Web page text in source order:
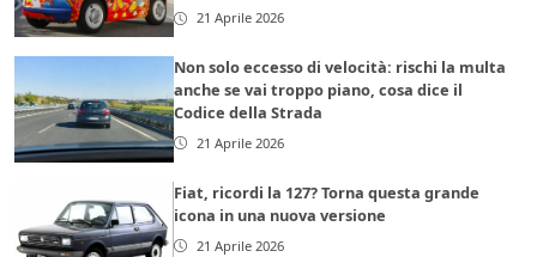
21 Aprile 2026
Non solo eccesso di velocità: rischi la multa
anche se vai troppo piano, cosa dice il
Codice della Strada
21 Aprile 2026
Fiat, ricordi la 127? Torna questa grande
icona in una nuova versione
21 Aprile 2026